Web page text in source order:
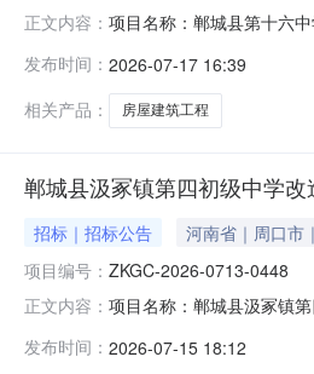
正文内容： 项目名称：郸城县第十六
已由郸城县发展和改革委
发布时间： 2026-07-17 16:39
相关产品：
房屋建筑工程
郸城县汲冢镇第四初级中学
招标｜招标公告 河南省｜周口市
项目编号： ZKGC-2026-0713-0448
正文内容： 项目名称：郸城县汲冢镇
第四初级中学改造提升建
发布时间： 2026-07-15 18:12